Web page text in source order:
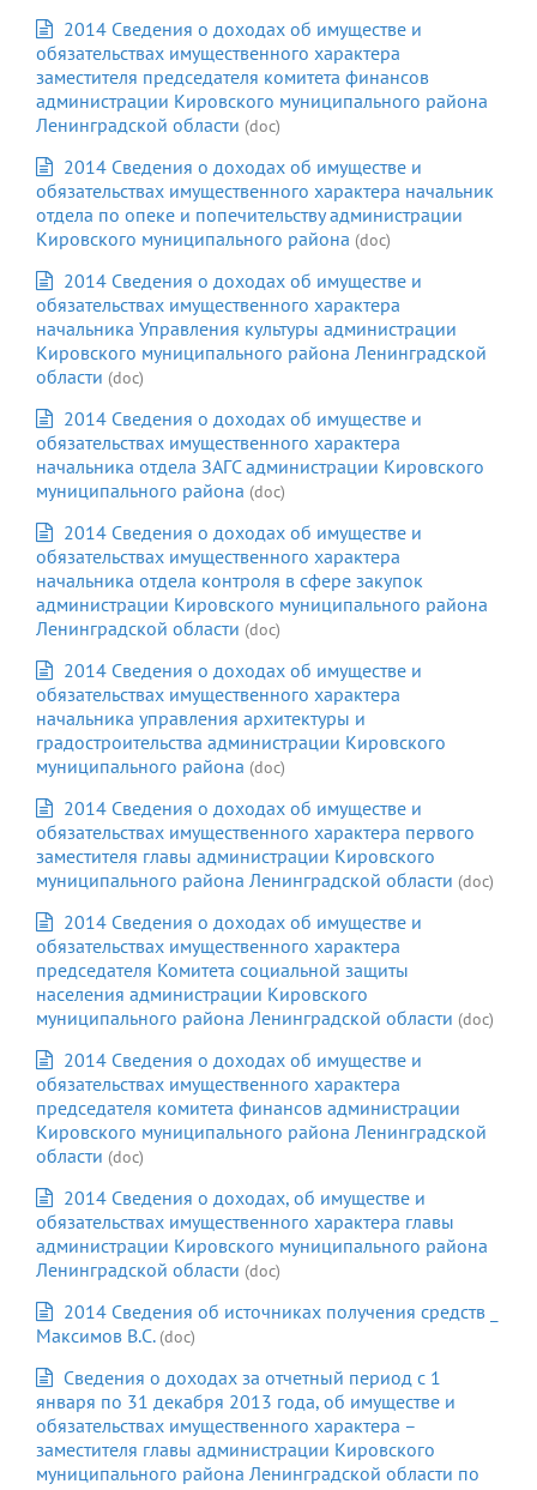
2014 Сведения о доходах об имуществе и
обязательствах имущественного характера
заместителя председателя комитета финансов
администрации Кировского муниципального района
Ленинградской области (doc)
2014 Сведения о доходах об имуществе и
обязательствах имущественного характера начальник
отдела по опеке и попечительству администрации
Кировского муниципального района (doc)
2014 Сведения о доходах об имуществе и
обязательствах имущественного характера
начальника Управления культуры администрации
Кировского муниципального района Ленинградской
области (doc)
2014 Сведения о доходах об имуществе и
обязательствах имущественного характера
начальника отдела ЗАГС администрации Кировского
муниципального района (doc)
2014 Сведения о доходах об имуществе и
обязательствах имущественного характера
начальника отдела контроля в сфере закупок
администрации Кировского муниципального района
Ленинградской области (doc)
2014 Сведения о доходах об имуществе и
обязательствах имущественного характера
начальника управления архитектуры и
градостроительства администрации Кировского
муниципального района (doc)
2014 Сведения о доходах об имуществе и
обязательствах имущественного характера первого
заместителя главы администрации Кировского
муниципального района Ленинградской области (doc)
2014 Сведения о доходах об имуществе и
обязательствах имущественного характера
председателя Комитета социальной защиты
населения администрации Кировского
муниципального района Ленинградской области (doc)
2014 Сведения о доходах об имуществе и
обязательствах имущественного характера
председателя комитета финансов администрации
Кировского муниципального района Ленинградской
области (doc)
2014 Сведения о доходах, об имуществе и
обязательствах имущественного характера главы
администрации Кировского муниципального района
Ленинградской области (doc)
2014 Сведения об источниках получения средств _
Максимов В.С. (doc)
Сведения о доходах за отчетный период с 1
января по 31 декабря 2013 года, об имуществе и
обязательствах имущественного характера –
заместителя главы администрации Кировского
муниципального района Ленинградской области по